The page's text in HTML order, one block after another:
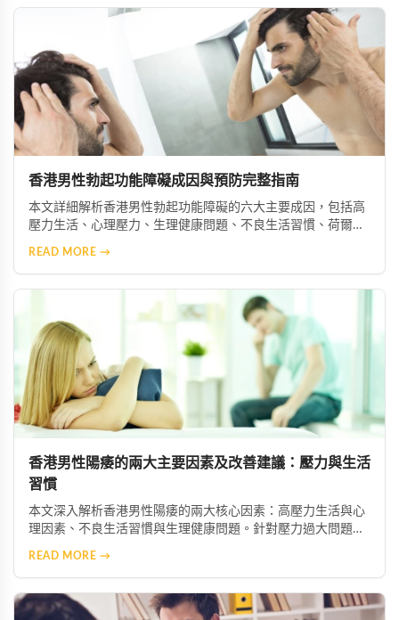
香港男性勃起功能障礙成因與預防完整指南
本文詳細解析香港男性勃起功能障礙的六大主要成因，包括高
壓力生活、心理壓力、生理健康問題、不良生活習慣、荷爾蒙
READ MORE →
香港男性陽痿的兩大主要因素及改善建議：壓力與生活
習慣
本文深入解析香港男性陽痿的兩大核心因素：高壓力生活與心
理因素、不良生活習慣與生理健康問題。針對壓力過大問題，
限酒的健康生活模式，助男性重獲自信與健康。
READ MORE →